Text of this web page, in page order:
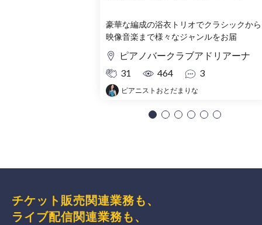
豪華な編成の浴衣トリオでクラシックから
映像音楽まで様々なジャンルをお届
ピアノバークラブアドリアーナ
31
464 3
ピアニストおとだまりな
チケット販売関連業務も、
ライブ配信関連業務も、